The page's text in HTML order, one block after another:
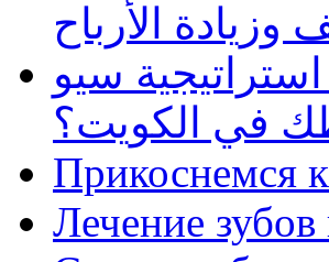
الأرباح
سيو
في الكويت؟
Прикоснемся
Лечение